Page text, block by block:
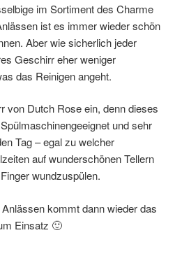
im Sortiment des Charme
ist es immer wieder schön
Aber wie sicherlich jeder
Geschirr eher weniger
das Reinigen angeht.
von Dutch Rose ein, denn dieses
und sehr
Tag – egal zu welcher
auf wunderschönen Tellern
wundzuspülen.
kommt dann wieder das
Einsatz 🙂